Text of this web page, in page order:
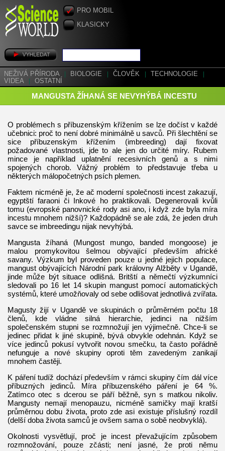
PRO MOBIL
KLASICKY
NEŽIVÁ PŘÍRODA BIOLOGIE ČLOVĚK TECHNOLOGIE
VIDEA
OSTATNÍ
MANGUSTA ŽÍHANÁ SE NEVYHÝBÁ INCESTU
O problémech s příbuzenským křížením se lze dočíst v každé
učebnici: proč to není dobré minimálně u savců. Při šlechtění se
sice příbuzenským křížením (imbreeding) dají fixovat
požadované vlastnosti, jde to ale jen do určité míry. Rubem
mince je například uplatnění recesivních genů a s nimi
spojených chorob. Vážný problém to představuje třeba u
některých málopočetných psích plemen.
Faktem nicméně je, že ač moderní společnosti incest zakazují,
egyptští faraoni či Inkové ho praktikovali. Degenerovali kvůli
tomu (evropské panovnické rody asi ano, i když zde byla míra
incestu mnohem nižší)? Každopádně se ale zdá, že jeden druh
savce se imbreedingu nijak nevyhýbá.
Mangusta žíhaná (Mungost mungo, banded mongoose) je
malou promykovitou šelmou obývající především africké
savany. Výzkum byl proveden pouze u jedné jejich populace,
mangust obývajících Národní park královny Alžběty v Ugandě,
jinde může být situace odlišná. Britští a němečtí výzkumníci
sledovali po 16 let 14 skupin mangust pomocí automatických
systémů, které umožňovaly od sebe odlišovat jednotlivá zvířata.
Magusty žijí v Ugandě ve skupinách o průměrném počtu 18
členů, kde vládne silná hierarchie, jedinci na nižším
společenském stupni se rozmnožují jen výjimečně. Chce-li se
jedinec přidat k jiné skupině, bývá obvykle odehnán. Když se
více jedinců pokusí vytvořit novou smečku, ta často pořádně
nefunguje a nové skupiny oproti těm zavedeným zanikají
mnohem častěji.
K páření tudíž dochází především v rámci skupiny čím dál více
příbuzných jedinců. Míra příbuzenského páření je 64 %.
Zatímco otec s dcerou se páří běžně, syn s matkou nikoliv.
Mangusty nemají menopauzu, nicméně samičky mají kratší
průměrnou dobu života, proto zde asi existuje příslušný rozdíl
(delší doba života samců je ovšem sama o sobě neobvyklá).
Okolnosti vysvětlují, proč je incest převažujícím způsobem
rozmnožování, pouze zčásti; není jasné, že proti němu